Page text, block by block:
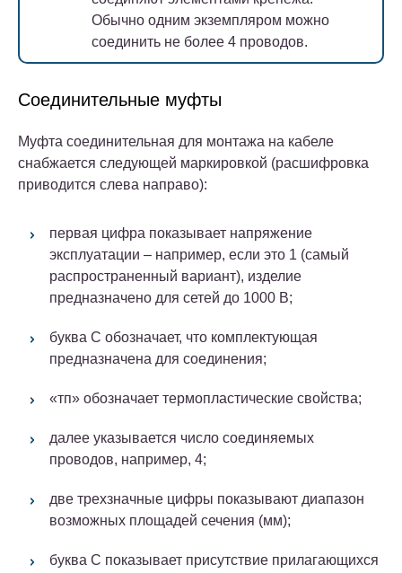
Обычно одним экземпляром можно
соединить не более 4 проводов.
Соединительные муфты
Муфта соединительная для монтажа на кабеле
снабжается следующей маркировкой (расшифровка
приводится слева направо):
первая цифра показывает напряжение
эксплуатации – например, если это 1 (самый
распространенный вариант), изделие
предназначено для сетей до 1000 В;
буква С обозначает, что комплектующая
предназначена для соединения;
«тп» обозначает термопластические свойства;
далее указывается число соединяемых
проводов, например, 4;
две трехзначные цифры показывают диапазон
возможных площадей сечения (мм);
буква С показывает присутствие прилагающихся